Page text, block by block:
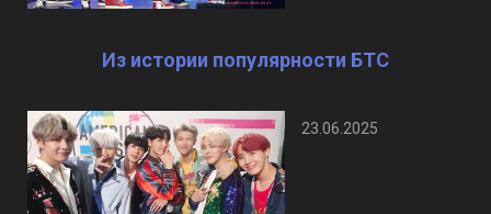
Из истории популярности БТС
23.06.2025